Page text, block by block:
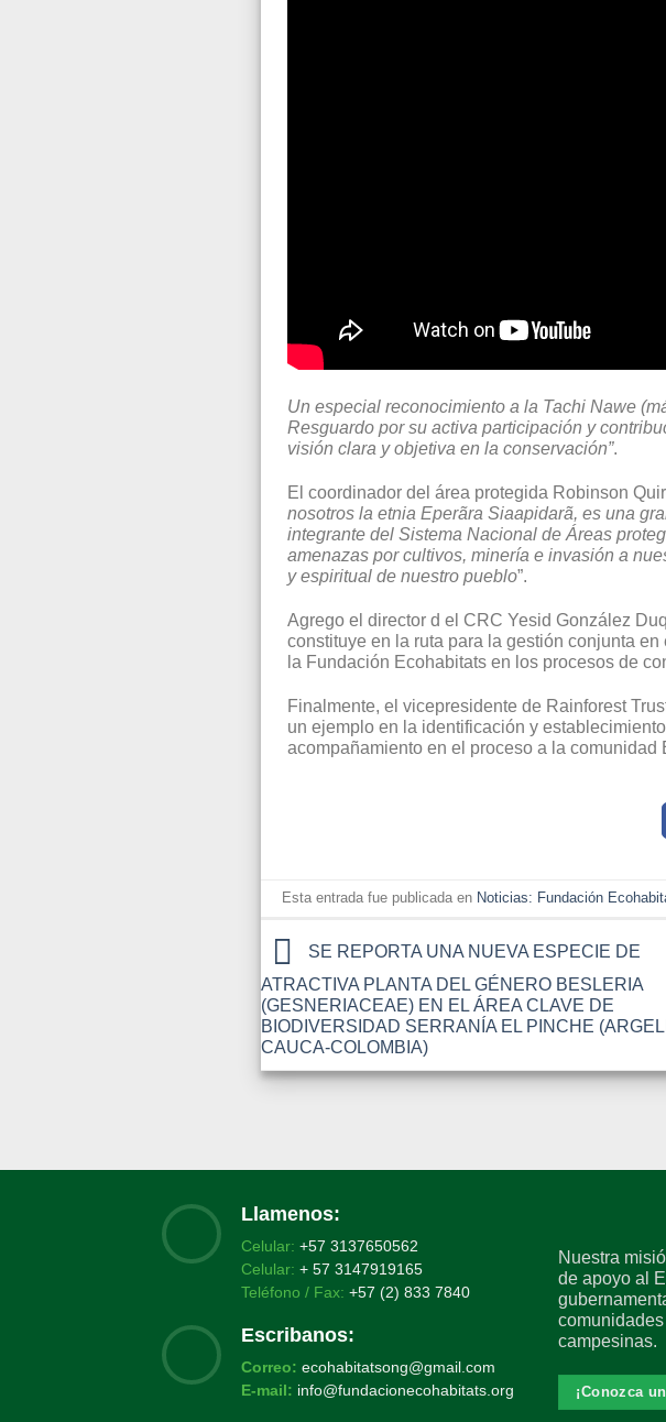
Un especial reconocimiento a la Tachi Nawe
Resguardo por su activa participación y
visión clara y objetiva en la conservación”.
El coordinador del área protegida Robinson
nosotros la etnia Eperãra Siaapidarã, es una
integrante del Sistema Nacional de Áreas
amenazas por cultivos, minería e invasión a
y espiritual de nuestro pueblo”.
Agrego el director d el CRC Yesid González
constituye en la ruta para la gestión conjunta
la Fundación Ecohabitats en los procesos de
Finalmente, el vicepresidente de Rainforest
un ejemplo en la identificación y
acompañamiento en el proceso a la comunidad
Esta entrada fue publicada en Noticias: Fundación
SE REPORTA UNA NUEVA ESPECIE DE
ATRACTIVA PLANTA DEL GÉNERO BESLERIA
(GESNERIACEAE) EN EL ÁREA CLAVE DE
BIODIVERSIDAD SERRANÍA EL PINCHE
CAUCA-COLOMBIA)
Llamenos:
Celular: +57 3137650562
Celular:+ 57 3147919165
Teléfono / Fax:+57 (2) 833 7840
Escribanos:
Correo: ecohabitatsong@gmail.com
E-mail: info@fundacionecohabitats.org
Nuestra
de apoyo al
campesinas.
¡Conozca